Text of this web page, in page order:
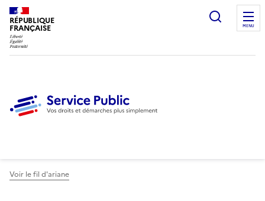
RÉPUBLIQUE
FRANÇAISE
Ouvrir
MENU
Voir le fil d'ariane